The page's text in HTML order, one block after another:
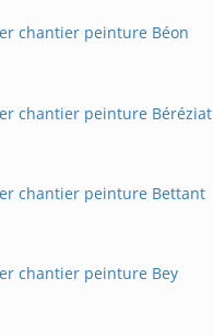
chantier peinture Béon
chantier peinture Béréziat
chantier peinture Bettant
chantier peinture Bey